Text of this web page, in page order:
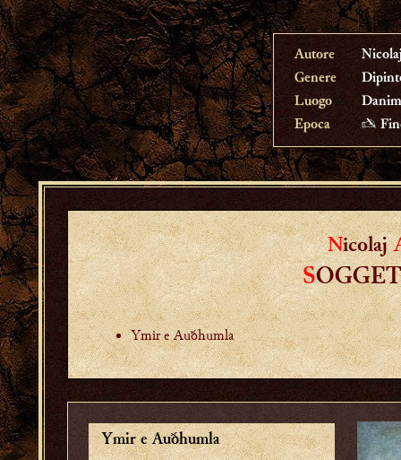
Autore
Genere
Luogo
Epoca
✍
Nicolaj
S
Ymir e Auðhumla
Ymir e Auðhumla